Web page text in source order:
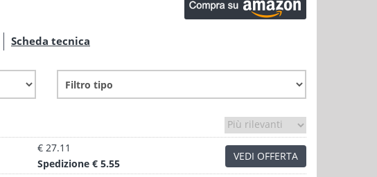
Scheda tecnica
€ 27.11
Spedizione € 5.55
VEDI OFFERTA